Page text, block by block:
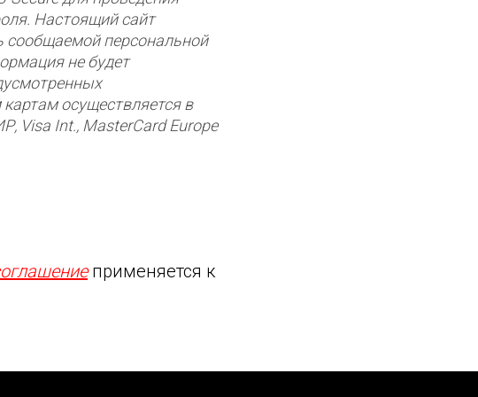
Настоящий сайт
сообщаемой персональной
не будет
осуществляется в
Visa Int., MasterCard Europe
применяется к